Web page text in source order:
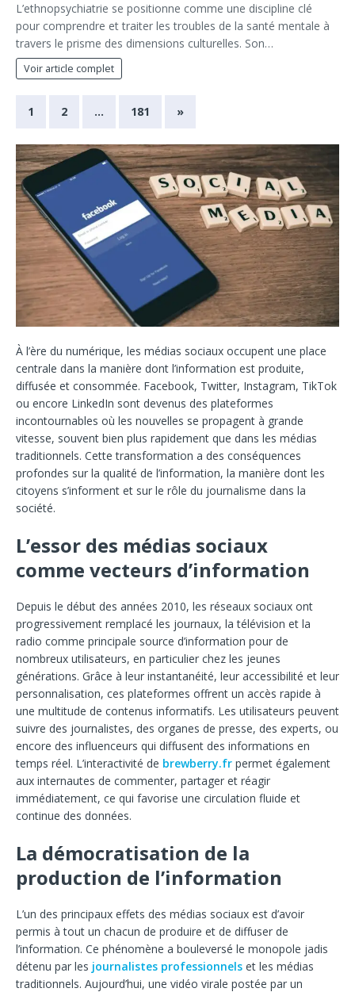
L’ethnopsychiatrie se positionne comme une discipline clé
pour comprendre et traiter les troubles de la santé mentale à
travers le prisme des dimensions culturelles. Son…
Voir article complet
1 2 … 181 »
À l’ère du numérique, les médias sociaux occupent une place
centrale dans la manière dont l’information est produite,
diffusée et consommée. Facebook, Twitter, Instagram, TikTok
ou encore LinkedIn sont devenus des plateformes
incontournables où les nouvelles se propagent à grande
vitesse, souvent bien plus rapidement que dans les médias
traditionnels. Cette transformation a des conséquences
profondes sur la qualité de l’information, la manière dont les
citoyens s’informent et sur le rôle du journalisme dans la
société.
L’essor des médias sociaux
comme vecteurs d’information
Depuis le début des années 2010, les réseaux sociaux ont
progressivement remplacé les journaux, la télévision et la
radio comme principale source d’information pour de
nombreux utilisateurs, en particulier chez les jeunes
générations. Grâce à leur instantanéité, leur accessibilité et leur
personnalisation, ces plateformes offrent un accès rapide à
une multitude de contenus informatifs. Les utilisateurs peuvent
suivre des journalistes, des organes de presse, des experts, ou
encore des influenceurs qui diffusent des informations en
temps réel. L’interactivité de brewberry.fr permet également
aux internautes de commenter, partager et réagir
immédiatement, ce qui favorise une circulation fluide et
continue des données.
La démocratisation de la
production de l’information
L’un des principaux effets des médias sociaux est d’avoir
permis à tout un chacun de produire et de diffuser de
l’information. Ce phénomène a bouleversé le monopole jadis
détenu par les journalistes professionnels et les médias
traditionnels. Aujourd’hui, une vidéo virale postée par un